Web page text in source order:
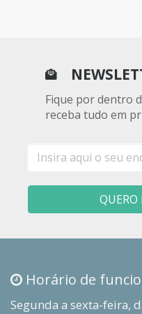
Fique por dentro
receba tudo em
mail
QUERO
Horário de
Segunda a sexta-feira,